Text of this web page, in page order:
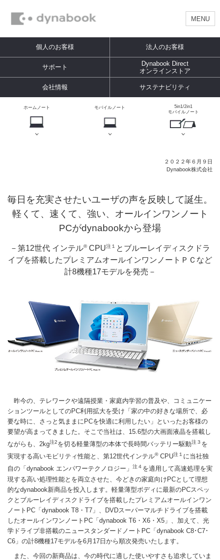
MENU
個人のお客様 法人のお客様
サポート
Dynabook Direct
オンラインストア
会社情報 サステナビリティ
ホームノート モバイルノート
5in1/2in1
モバイルノート
２０２２年６月９日
Dynabook株式会社
毎日を充実させたいユーザの声を反映して誕生。
軽くて、速くて、強い、オールインワンノート
PCがdynabookから登場
－第12世代 インテル®CPU注１ とブルーレイディスクドラ
イブを搭載したプレミアムオールインワンノートＰＣなど
計8機種17モデルを発売－
昨今の、テレワークや遠隔授業・家庭内学習の普及や、コミュニケー
ションツールとしてのPC利用拡大を受け「家の中の好きな場所で、必
要な時に、さっと気ままにPCを快適に利用したい」といったお客様の
要望が高まってきました。そこで当社は、15.6型の大画面液晶を搭載し
ながらも、2kg注2を切る軽量薄型の本体で長時間バッテリー駆動注３ を
実現する高いモビリティ性能と、第12世代インテル®CPU注１ に当社独
自の「dynabook エンパワーテクノロジー」
注４ を適用して高速処理を実
現する高い処理性能とを両立させた、今どきの家庭向けPCとして理想
的なdynabook新商品を投入します。軽量薄型ボディに最新のPCスペッ
クとブルーレイディスクドライブを搭載したプレミアムオールインワン
ノートPC「dynabook T8・T7」、DVDスーパーマルチドライブを搭載
したオールインワンノートPC「dynabook T6・X6・X5」、加えて、光
学ドライブ非搭載のニュースタンダードノートPC「dynabook C8･C7･
C6」の計8機種17モデルを6月17日から順次発売いたします。
また、今回の新商品は、今の時代に適した使いやすさも追求していま